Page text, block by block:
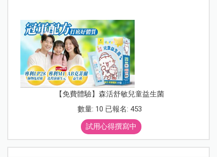
【免費體驗】森活舒敏兒童益生菌
數量: 10 已報名: 453
試用心得撰寫中